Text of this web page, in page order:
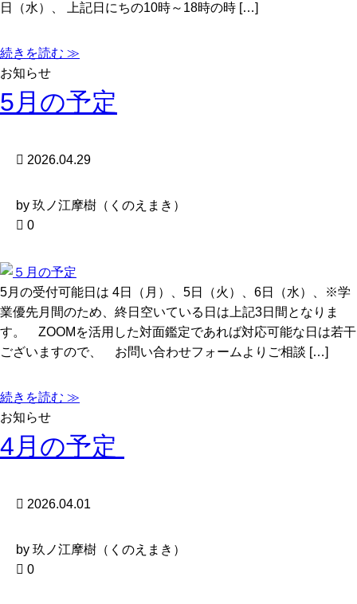
日（水）、 上記日にちの10時～18時の時 […]
続きを読む ≫
お知らせ
5月の予定
2026.04.29
by 玖ノ江摩樹（くのえまき）
0
5月の受付可能日は 4日（月）、5日（火）、6日（水）、※学
業優先月間のため、終日空いている日は上記3日間となりま
す。 ZOOMを活用した対面鑑定であれば対応可能な日は若干
ございますので、 お問い合わせフォームよりご相談 […]
続きを読む ≫
お知らせ
4月の予定
2026.04.01
by 玖ノ江摩樹（くのえまき）
0